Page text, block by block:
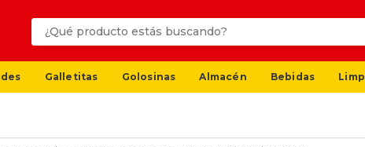
Galletitas Golosinas Almacén Bebidas